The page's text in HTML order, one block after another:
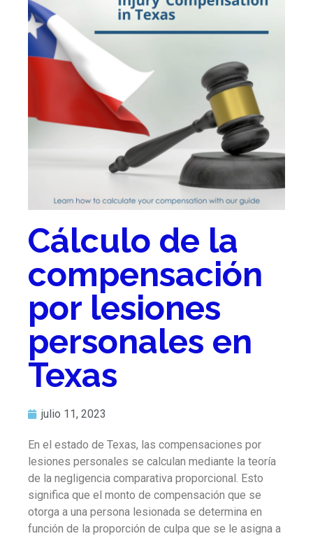
Cálculo de la
compensación
por lesiones
personales en
Texas
julio 11, 2023
En el estado de Texas, las compensaciones por
lesiones personales se calculan mediante la teoría
de la negligencia comparativa proporcional. Esto
significa que el monto de compensación que se
otorga a una persona lesionada se determina en
función de la proporción de culpa que se le asigna a